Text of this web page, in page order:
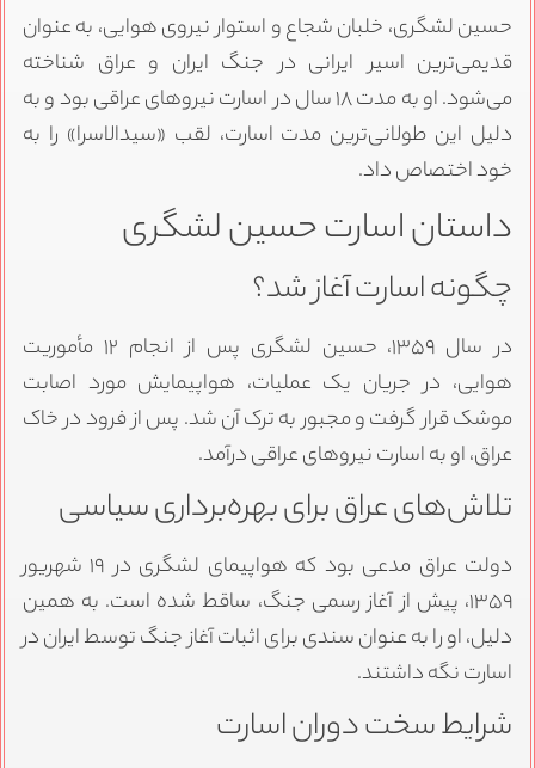
حسین لشگری، خلبان شجاع و استوار نیروی هوایی، به عنوان
قدیمی‌ترین اسیر ایرانی در جنگ ایران و عراق شناخته
می‌شود. او به مدت ۱۸ سال در اسارت نیروهای عراقی بود و به
دلیل این طولانی‌ترین مدت اسارت، لقب «سیدالاسرا» را به
خود اختصاص داد.
داستان اسارت حسین لشگری
چگونه اسارت آغاز شد؟
در سال ۱۳۵۹، حسین لشگری پس از انجام ۱۲ مأموریت
هوایی، در جریان یک عملیات، هواپیمایش مورد اصابت
موشک قرار گرفت و مجبور به ترک آن شد. پس از فرود در خاک
عراق، او به اسارت نیروهای عراقی درآمد.
تلاش‌های عراق برای بهره‌برداری سیاسی
دولت عراق مدعی بود که هواپیمای لشگری در ۱۹ شهریور
۱۳۵۹، پیش از آغاز رسمی جنگ، ساقط شده است. به همین
دلیل، او را به عنوان سندی برای اثبات آغاز جنگ توسط ایران در
اسارت نگه داشتند.
شرایط سخت دوران اسارت